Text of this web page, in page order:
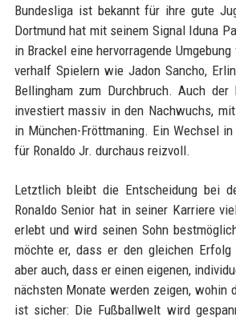
Bundesliga ist bekannt für ihre gute
Dortmund hat mit seinem Signal Iduna
in Brackel eine hervorragende
verhalf Spielern wie Jadon Sancho,
Bellingham zum Durchbruch. Auch der
investiert massiv in den Nachwuchs,
in München-Fröttmaning. Ein Wechsel
für Ronaldo Jr. durchaus reizvoll.
Letztlich bleibt die Entscheidung bei
Ronaldo Senior hat in seiner Karriere
erlebt und wird seinen Sohn
möchte er, dass er den gleichen
aber auch, dass er einen eigenen,
nächsten Monate werden zeigen, wohin
ist sicher: Die Fußballwelt wird